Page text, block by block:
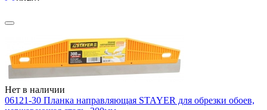
Нет в наличии
06121-30 Планка направляющая STAYER для обрезки обоев,